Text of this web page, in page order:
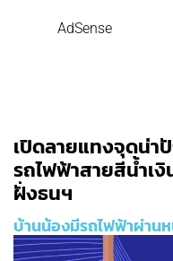
AdSense
เปิดลายแทงจุดน่า
รถไฟฟ้าสายสีน้ำเ
ฝั่งธนฯ
บ้านน้องมีรถไฟฟ้าผ่าน